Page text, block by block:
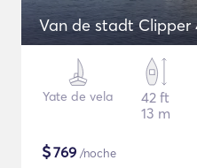
Van de stadt Clipper
Yate de vela
42 ft
13 m
$769 /noche